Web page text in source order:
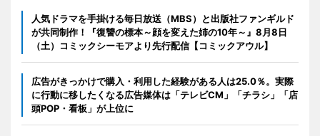
人気ドラマを手掛ける毎日放送（MBS）と出版社ファンギルド
が共同制作！『復讐の標本～顔を変えた姉の10年～』8月8日
（土）コミックシーモアより先行配信【コミックアウル】
広告がきっかけで購入・利用した経験がある人は25.0％。実際
に行動に移したくなる広告媒体は「テレビCM」「チラシ」「店
頭POP・看板」が上位に